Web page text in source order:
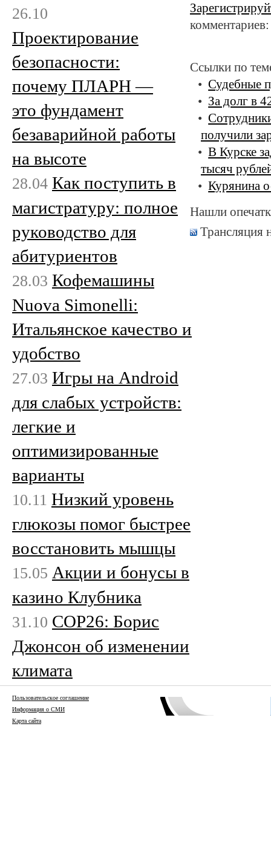
Ссылки по
Судебные
За долг в
получили
В Курске
тысяч
Курянина
Нашли
Трансляция
26.10
Проектирование
безопасности:
почему ПЛАРН —
это фундамент
безаварийной работы
на высоте
28.04 Как поступить в
магистратуру: полное
руководство для
абитуриентов
28.03 Кофемашины
Nuova Simonelli:
Итальянское качество и
удобство
27.03 Игры на Android
для слабых устройств:
легкие и
оптимизированные
варианты
10.11 Низкий уровень
глюкозы помог быстрее
восстановить мышцы
15.05 Акции и бонусы в
казино Клубника
31.10 COP26: Борис
Джонсон об изменении
климата
Пользовательское соглашение
Информация о СМИ
Карта сайта